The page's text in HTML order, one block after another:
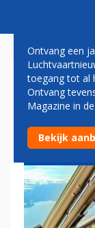
Ontvang een
toegang tot al
Ontvang
Magazine in
Bekijk